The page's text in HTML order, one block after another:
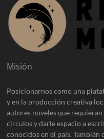
Misión
Posicionarnos como una
y en la producción creativa
autores noveles que
círculos y darle espacio a
conocidos en el país.